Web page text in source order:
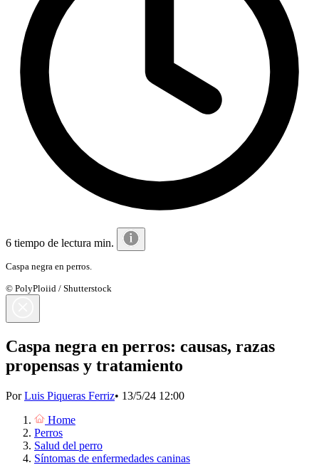
6 tiempo de lectura min.
Caspa negra en perros.
© PolyPloiid / Shutterstock
Caspa negra en perros: causas, razas
propensas y tratamiento
PorLuis Piqueras Ferriz• 13/5/24 12:00
Home
Perros
Salud del perro
Síntomas de enfermedades caninas